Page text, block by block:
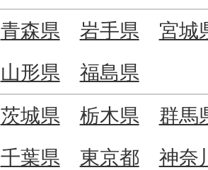
青森県 岩手県
宮城
山形県
福島県
茨城県 栃木県
群馬
千葉県
東京都 神奈